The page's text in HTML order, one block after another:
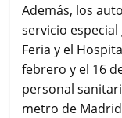
Además, los
servicio
Feria y el
febrero y el 16
personal
metro de